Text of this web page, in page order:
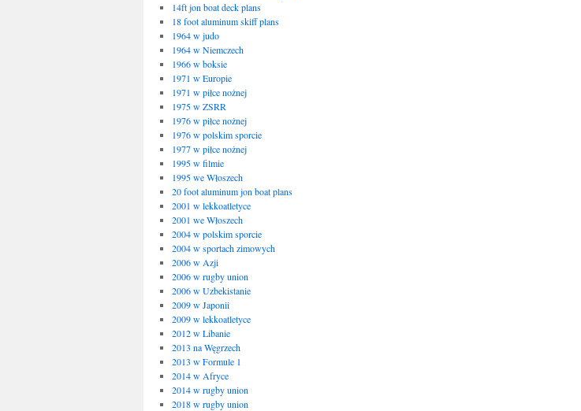
14ft jon boat deck plans
18 foot aluminum skiff plans
1964 w judo
1964 w Niemczech
1966 w boksie
1971 w Europie
1971 w piłce nożnej
1975 w ZSRR
1976 w piłce nożnej
1976 w polskim sporcie
1977 w piłce nożnej
1995 w filmie
1995 we Włoszech
20 foot aluminum jon boat plans
2001 w lekkoatletyce
2001 we Włoszech
2004 w polskim sporcie
2004 w sportach zimowych
2006 w Azji
2006 w rugby union
2006 w Uzbekistanie
2009 w Japonii
2009 w lekkoatletyce
2012 w Libanie
2013 na Węgrzech
2013 w Formule 1
2014 w Afryce
2014 w rugby union
2018 w rugby union